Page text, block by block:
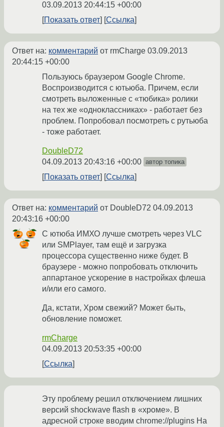
03.09.2013 20:44:15 +00:00
Показать ответ
Ссылка
Ответ на: комментарий от rmCharge 03.09.2013
20:44:15 +00:00
Пользуюсь браузером Google Chrome.
Воспроизводится с ютьюба. Причем, если
смотреть выложенные с «тюбика» ролики
на тех же «одноклассниках» - работает без
проблем. Попробовал посмотреть с рутьюба
- тоже работает.
DoubleD72
04.09.2013 20:43:16 +00:00 автор топика
Показать ответ Ссылка
Ответ на: комментарий от DoubleD72 04.09.2013
20:43:16 +00:00
С ютюба ИМХО лучше смотреть через VLC
или SMPlayer, там ещё и загрузка
процессора существенно ниже будет. В
браузере - можно попробовать отключить
аппартаное ускорение в настройках флеша
и/или его самого.
Да, кстати, Хром свежий? Может быть,
обновление поможет.
rmCharge
04.09.2013 20:53:35 +00:00
Ссылка
Эту проблему решил отключением лишних
версий shockwave flash в «хроме». В
адресной строке вводим chrome://plugins На